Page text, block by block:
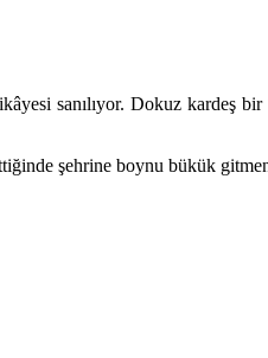
sanılıyor. Dokuz kardeş
şehrine boynu bükük